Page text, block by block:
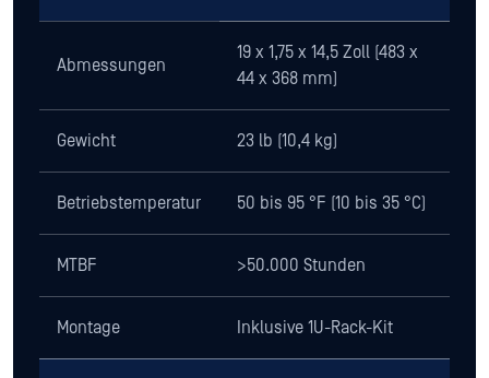
Abmessungen
19 x 1,75 x 14,5 Zoll (483 x
44 x 368 mm)
Gewicht 23 lb (10,4 kg)
Betriebstemperatur 50 bis 95 °F (10 bis 35 °C)
MTBF >50.000 Stunden
Montage Inklusive 1U-Rack-Kit